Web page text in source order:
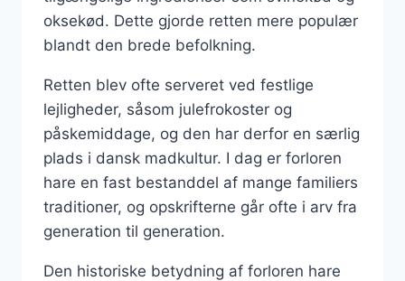
oksekød. Dette gjorde retten mere populær
blandt den brede befolkning.
Retten blev ofte serveret ved festlige
lejligheder, såsom julefrokoster og
påskemiddage, og den har derfor en særlig
plads i dansk madkultur. I dag er forloren
hare en fast bestanddel af mange familiers
traditioner, og opskrifterne går ofte i arv fra
generation til generation.
Den historiske betydning af forloren hare